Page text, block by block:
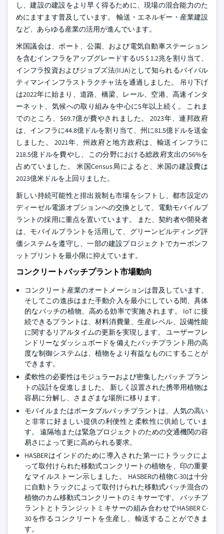
し、建設の建設をより早く得るために、現場の混合能力のた
めにますます普及しています。 輸送・エネルギー・産業建設
など、あらゆる産業の活用が進んでいます。
米国議会は、ポート、公園、および電気自動車ステーション
を含むインフラをアップグレードするUS $ 1.2兆を割り当て、
インフラ投資およびジョブズ法(IIJA)として知られるバイパル
ティマンインフラストラクチャ法を通過しました。 吊り下げ
は2022年に始まり、道路、橋梁、レール、空港、高速インタ
ーネット、気候への取り組みを中心に5年以上続く。 これま
でのところ、$69.7億が費やされました。 2023年、連邦政府
は、インフラに44.8億ドルを割り当て、州に81.5億ドルを送金
しました。 2021年、州政府と地方政府は、輸送インフラに
218.5億ドルを費やし、この分野における総政府支出の56%を
占めていました。 米国Census局によると、米国の建設費は
2023億米ドルを上回りました。
新しい持続可能性と排出規制も市場をシフトし、都市設定の
ディーゼル電源オプションへの交換として、電動モバイルプ
ラントの採用に重点を置いています。 また、契約者や開発者
は、モバイルプラントを活用して、グリーンビルディング評
価システムを遵守し、一部の建設プロジェクトでカーボンフ
ットプリントを最小限に抑えています。
コンクリートバッチプラント市場動向
コンクリート産業のオートメーションは普及しています、
そしてこの進歩はまた手動介入を最小にしている間、具体
的なバッチの植物、高める効率で実施されます。 IoT に接
続できるプラントは、材料消費量、生産レベル、設備性能
に関するリアルタイムの更新を実現します。 ユーザーフレ
ンドリーなダッシュボードを備えたバッチプラント用の高
度な制御システムは、植物をより有益なものにすることが
できます。
柔軟性の必要性はモジュラーおよび密集したバッチ プラン
トの設計を促進しました。 新しく設置された携帯用植物は
容易に分解し、さまざまな場所に移ります。
モバイルまたはポータブルバッチプラントは、人気の高い
と非常に好ましい提供の利便性と柔軟性に供給していま
す。 遠隔地または緊急プロジェクトのための交通機関の容
易さによって更に高められる要求。
HASBERはインドのために導入された第一にトラックによ
って取付けられた移動式コンクリートの植物を、印の重要
なマイルストーン示しました。 HASBERの植物C-30は十分
に自動トラックによって取付けられた移動式バッチ混合の
植物のカム移動式コンクリートのミキサーです。 バッチプ
ラントとトランジットミキサーの組み合わせでHASBER C-
30を作るコンクリートを生産し、輸送することができま
す。